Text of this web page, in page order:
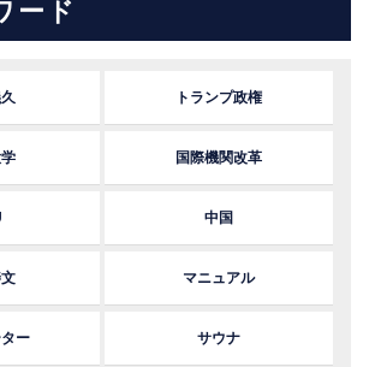
ード
トランプ政権
国際機関改革
中国
マニュアル
ー サウナ